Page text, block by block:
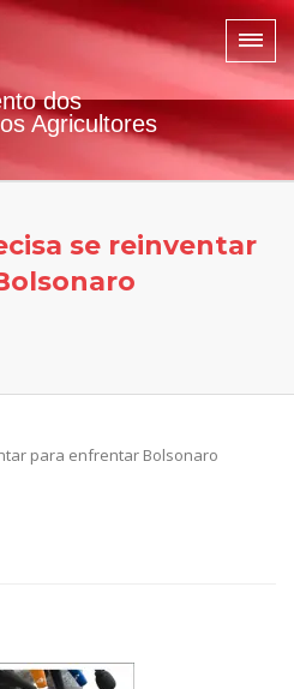
dos
Agricultores
se reinventar
para enfrentar Bolsonaro